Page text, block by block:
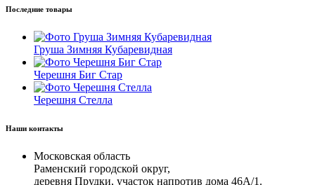
Последние товары
Груша Зимняя Кубаревидная
Черешня Биг Стар
Черешня Стелла
Наши контакты
Московская область
Раменский городской округ,
деревня Прудки, участок напротив дома 46А/1.